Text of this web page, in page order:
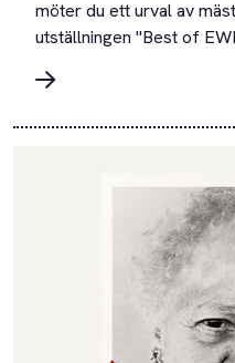
möter du ett urval av
utställningen "Best of